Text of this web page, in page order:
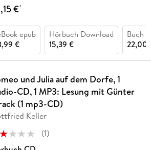
€*
epub
€
Hörbuch Download
15,39 €
Buch
22,00
und Julia auf dem Dorfe, 1
CD, 1 MP3: Lesung mit Günter
(1 mp3-CD)
Keller
(1)